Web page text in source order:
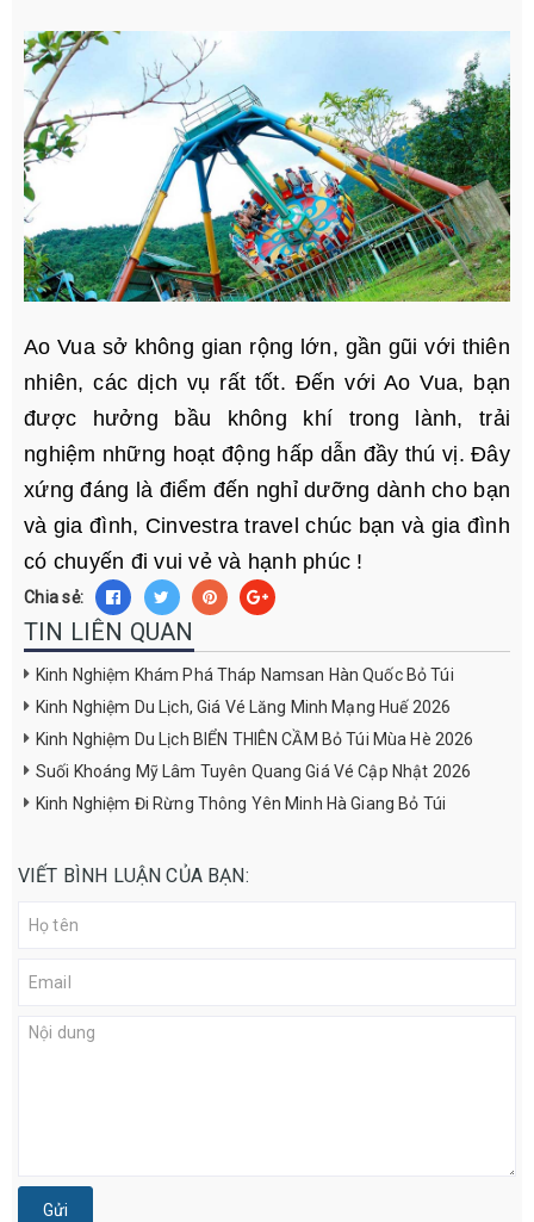
Ao Vua sở không gian rộng lớn, gần gũi với thiên
nhiên, các dịch vụ rất tốt. Đến với Ao Vua, bạn
được hưởng bầu không khí trong lành, trải
nghiệm những hoạt động hấp dẫn đầy thú vị. Đây
xứng đáng là điểm đến nghỉ dưỡng dành cho bạn
và gia đình, Cinvestra travel chúc bạn và gia đình
có chuyến đi vui vẻ và hạnh phúc !
Chia sẻ:
TIN LIÊN QUAN
Kinh Nghiệm Khám Phá Tháp Namsan Hàn Quốc Bỏ Túi
Kinh Nghiệm Du Lịch, Giá Vé Lăng Minh Mạng Huế 2026
Kinh Nghiệm Du Lịch BIỂN THIÊN CẦM Bỏ Túi Mùa Hè 2026
Suối Khoáng Mỹ Lâm Tuyên Quang Giá Vé Cập Nhật 2026
Kinh Nghiệm Đi Rừng Thông Yên Minh Hà Giang Bỏ Túi
VIẾT BÌNH LUẬN CỦA BẠN:
Gửi